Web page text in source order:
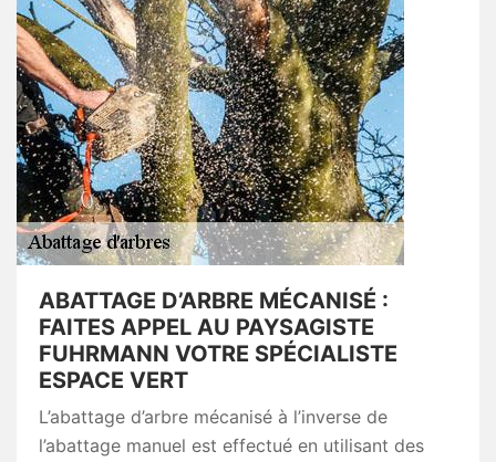
ABATTAGE D’ARBRE MÉCANISÉ :
FAITES APPEL AU PAYSAGISTE
FUHRMANN VOTRE SPÉCIALISTE
ESPACE VERT
L’abattage d’arbre mécanisé à l’inverse de
l’abattage manuel est effectué en utilisant des